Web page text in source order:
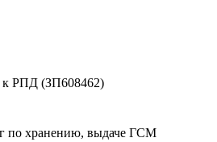
к РПД (ЗП608462)
по хранению, выдаче ГСМ